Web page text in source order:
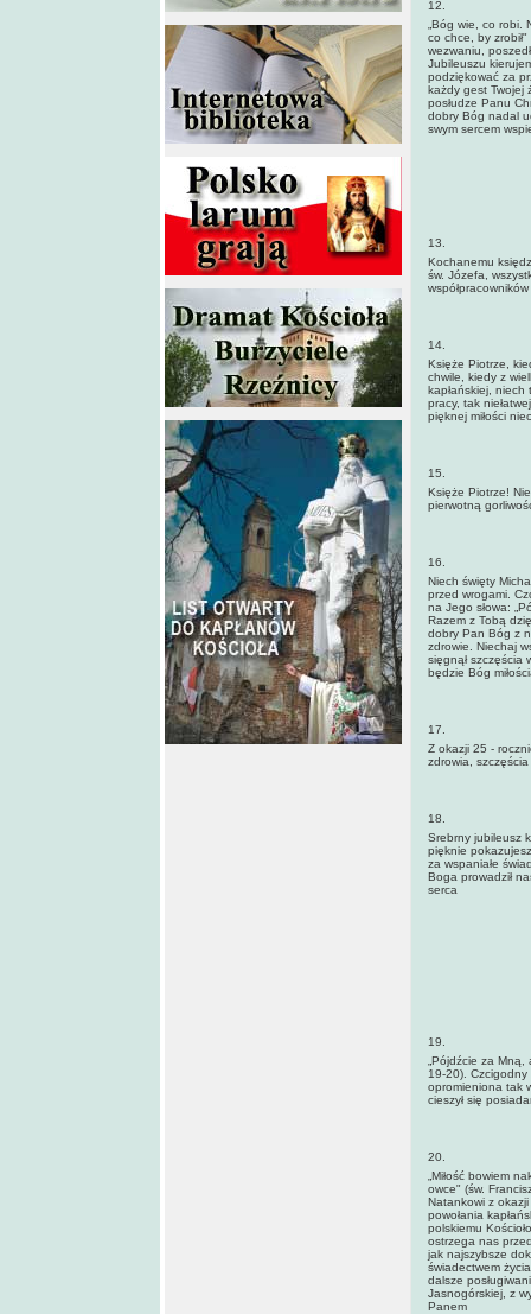
12.
„Bóg wie, co
co chce, by
wezwaniu,
Jubileuszu
podziękować za
każdy gest Twojej
posłudze Panu
dobry Bóg nadal
swym sercem
13.
Kochanemu
św. Józefa,
14.
Księże Piotrze,
chwile, kiedy z
kapłańskiej, niech
pracy, tak
pięknej miłości
15.
Księże Piotrze!
pierwotną
16.
Niech święty
przed wrogami.
na Jego słowa:
Razem z Tobą
dobry Pan Bóg z
zdrowie. Niechaj
sięgnął szczęścia
będzie Bóg
17.
Z okazji 25 -
zdrowia,
18.
Srebrny jubileusz
pięknie
za wspaniałe
Boga prowadził
serca
19.
„Pójdźcie za
19-20).
opromieniona tak
cieszył się
20.
„Miłość bowiem
owce" (św.
Natankowi z
powołania
polskiemu
ostrzega nas
jak najszybsze
świadectwem
dalsze
Jasnogórskiej, z
Panem